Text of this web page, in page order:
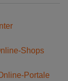
Shops
Portale